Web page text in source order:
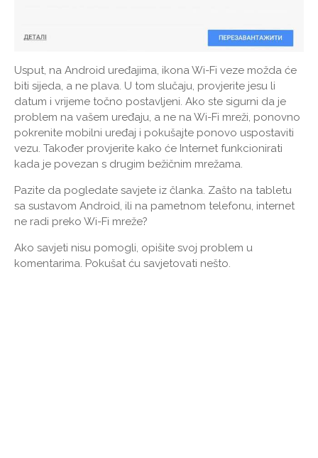
Usput, na Android uređajima, ikona Wi-Fi veze možda će
biti sijeda, a ne plava. U tom slučaju, provjerite jesu li
datum i vrijeme točno postavljeni. Ako ste sigurni da je
problem na vašem uređaju, a ne na Wi-Fi mreži, ponovno
pokrenite mobilni uređaj i pokušajte ponovo uspostaviti
vezu. Također provjerite kako će Internet funkcionirati
kada je povezan s drugim bežičnim mrežama.
Pazite da pogledate savjete iz članka. Zašto na tabletu
sa sustavom Android, ili na pametnom telefonu, internet
ne radi preko Wi-Fi mreže?
Ako savjeti nisu pomogli, opišite svoj problem u
komentarima. Pokušat ću savjetovati nešto.